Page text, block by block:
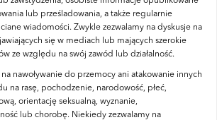
lub prześladowania, a także regularnie
wiadomości. Zwykle zezwalamy na dyskusje na
się w mediach lub mających szerokie
ze względu na swój zawód lub działalność.
na nawoływanie do przemocy ani atakowanie innych
na rasę, pochodzenie, narodowość, płeć,
orientację seksualną, wyznanie,
lub chorobę. Niekiedy zezwalamy na